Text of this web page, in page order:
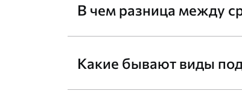
В чем разница между
Какие бывают виды